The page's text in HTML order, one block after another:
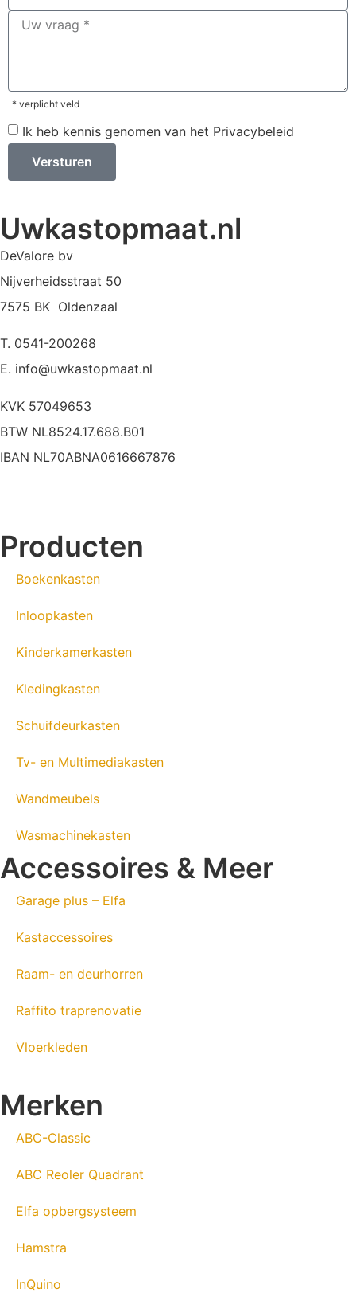
* verplicht veld
Ik heb kennis genomen van het Privacybeleid
Versturen
Uwkastopmaat.nl
DeValore bv
Nijverheidsstraat 50
7575 BK Oldenzaal
T. 0541-200268
E. info@uwkastopmaat.nl
KVK 57049653
BTW NL8524.17.688.B01
IBAN NL70ABNA0616667876
Producten
Boekenkasten
Inloopkasten
Kinderkamerkasten
Kledingkasten
Schuifdeurkasten
Tv- en Multimediakasten
Wandmeubels
Wasmachinekasten
Accessoires & Meer
Garage plus – Elfa
Kastaccessoires
Raam- en deurhorren
Raffito traprenovatie
Vloerkleden
Merken
ABC-Classic
ABC Reoler Quadrant
Elfa opbergsysteem
Hamstra
InQuino